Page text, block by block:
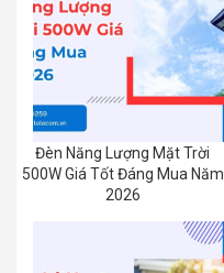
Đèn Năng Lượng Mặt Trời
500W Giá Tốt Đáng Mua Năm
2026